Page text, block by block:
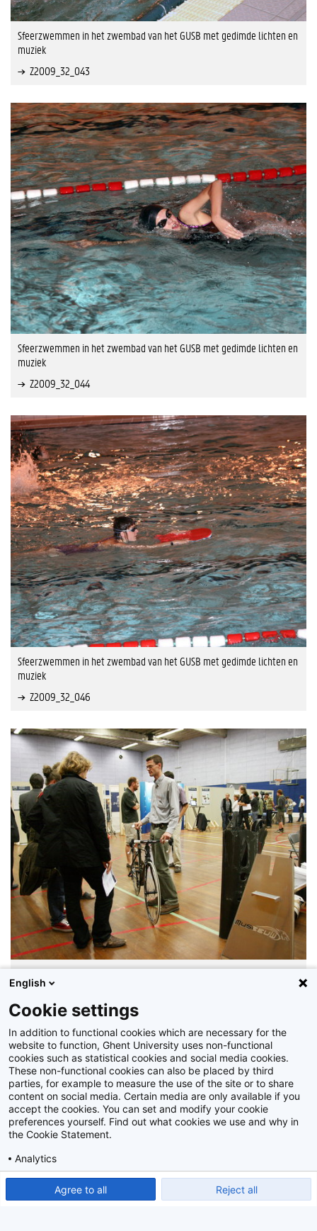
Sfeerzwemmen in het zwembad van het GUSB met gedimde lichten en
muziek
Z2009_32_043
Sfeerzwemmen in het zwembad van het GUSB met gedimde lichten en
muziek
Z2009_32_044
Sfeerzwemmen in het zwembad van het GUSB met gedimde lichten en
muziek
Z2009_32_046
Composietmaterialen in de sport, ultralicht en superstevig: prof. Wim
Van Paepegem toont een fietsf…
Z2009_32_047
English
Cookie settings
In addition to functional cookies which are necessary for the
website to function, Ghent University uses non-functional
cookies such as statistical cookies and social media cookies.
These non-functional cookies can also be placed by third
parties, for example to measure the use of the site or to share
content on social media. Certain media are only available if you
accept the cookies. You can set and modify your cookie
preferences yourself. Find out what cookies we use and why in
the Cookie Statement.
Analytics
Agree to all Reject all
Show detailed settings Read our Cookie Statement.